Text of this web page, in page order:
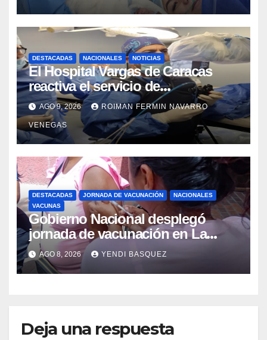
DESTACADAS NACIONALES NOTICIAS
El Hospital Vargas de Caracas
reactiva el servicio de
Colangiopancreatografía
Retrógrada Endoscópica para
beneficiar a cientos de pacientes
AGO 9, 2026 ROIMAN FERMIN NAVARRO
VENEGAS
DESTACADAS JORNADA DE VACUNACIÓN
NACIONALES
VACUNAS
Gobierno Nacional desplegó
jornada de vacunación en La
Guaira para garantizar protección
epidemiológica
AGO 8, 2026 YENDI BASQUEZ
Deja una respuesta